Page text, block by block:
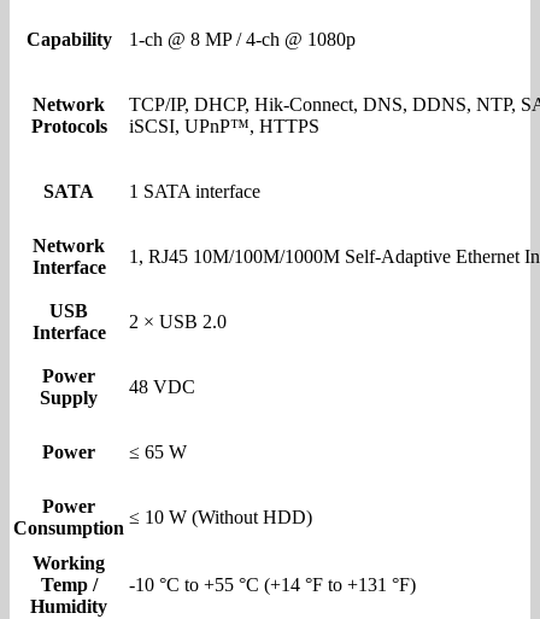
Capability 1-ch @ 8 MP / 4-ch @ 1080p
Network
Protocols
TCP/IP, DHCP, Hik-Connect, DNS, DDNS, NTP,
iSCSI, UPnP™, HTTPS
SATA 1 SATA interface
Network
Interface
1, RJ45 10M/100M/1000M Self-Adaptive Ethernet
USB
Interface
2 × USB 2.0
Power
Supply
48 VDC
Power ≤ 65 W
Power
Consumption
≤ 10 W (Without HDD)
Working
Temp /
Humidity
-10 °C to +55 °C (+14 °F to +131 °F)